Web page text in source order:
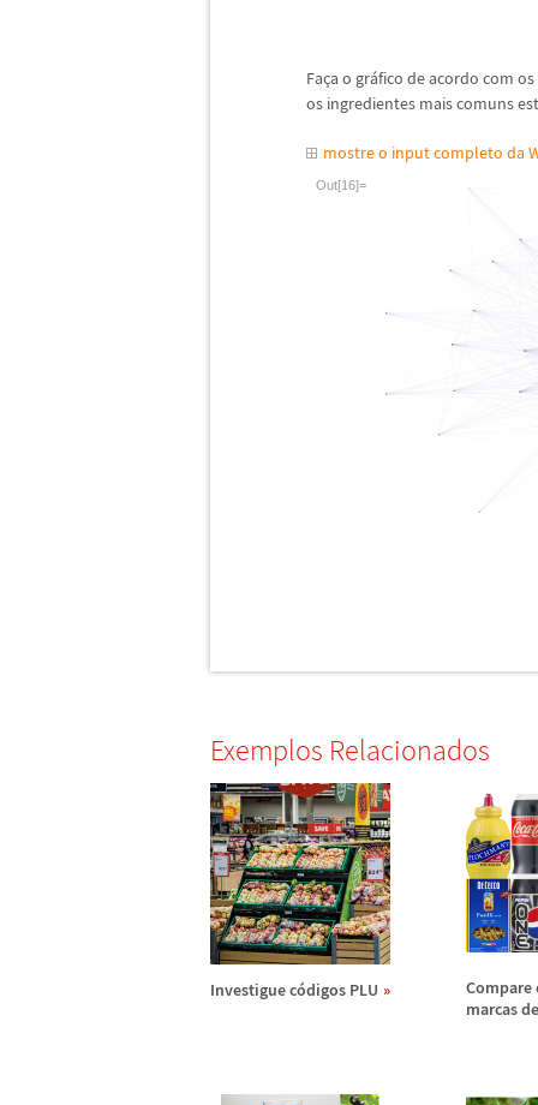
Faça o gráfico de acordo com
os ingredientes mais comuns est
mostre o input completo da
Out[16]=
Exemplos Relacionados
Investigue códigos PLU
Compare
marcas